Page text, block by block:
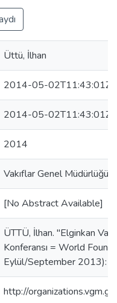
Üttü, İlhan
2014-05-02T11:43:01Z
2014-05-02T11:43:01Z
2014
Vakıflar Genel Müdürlüğü
[No Abstract Available]
ÜTTÜ, İlhan. "Elginkan
Konferansı = World
Eylül/September 2013):
http://